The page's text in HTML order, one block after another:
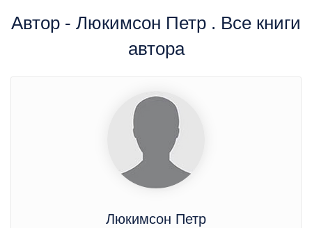
Автор - Люкимсон Петр . Все книги
автора
Люкимсон Петр